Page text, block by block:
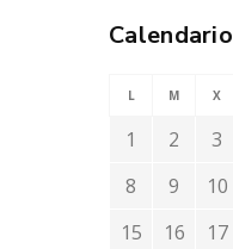
Calendario
L M X
1 2 3
8
9 10
15
16 17